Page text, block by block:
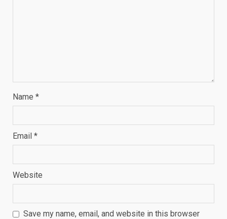
Name *
Email *
Website
Save my name, email, and website in this browser